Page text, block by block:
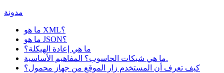
مدونة
ما هو XML؟
ما هو JSON؟
ما هي إعادة الهيكلة؟
ما هي شبكات الحاسوب؟ المفاهيم الأساسية.
كيف تعرف أن المستخدم زار الموقع من جهاز محمول؟